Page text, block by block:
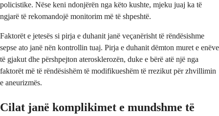
policistike. Nëse keni ndonjërën nga këto kushte, mjeku juaj ka të
ngjarë të rekomandojë monitorim më të shpeshtë.
Faktorët e jetesës si pirja e duhanit janë veçanërisht të rëndësishme
sepse ato janë nën kontrollin tuaj. Pirja e duhanit dëmton muret e enëve
të gjakut dhe përshpejton aterosklerozën, duke e bërë atë një nga
faktorët më të rëndësishëm të modifikueshëm të rrezikut për zhvillimin
e aneurizmës.
Cilat janë komplikimet e mundshme të